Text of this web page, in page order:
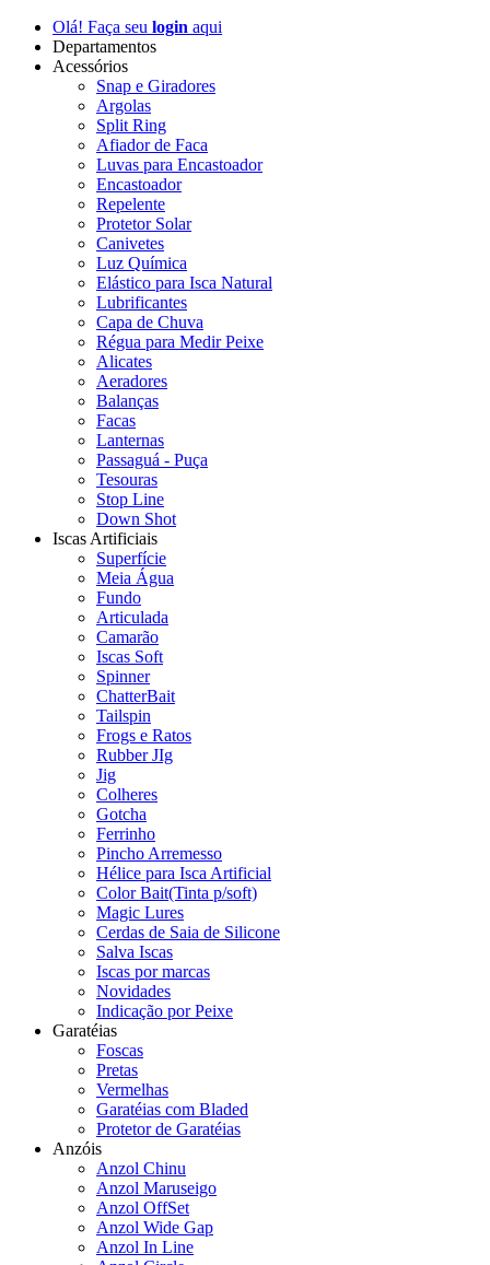
Olá! Faça seu login aqui
Departamentos
Acessórios
Snap e Giradores
Argolas
Split Ring
Afiador de Faca
Luvas para Encastoador
Encastoador
Repelente
Protetor Solar
Canivetes
Luz Química
Elástico para Isca Natural
Lubrificantes
Capa de Chuva
Régua para Medir Peixe
Alicates
Aeradores
Balanças
Facas
Lanternas
Passaguá - Puça
Tesouras
Stop Line
Down Shot
Iscas Artificiais
Superfície
Meia Água
Fundo
Articulada
Camarão
Iscas Soft
Spinner
ChatterBait
Tailspin
Frogs e Ratos
Rubber JIg
Jig
Colheres
Gotcha
Ferrinho
Pincho Arremesso
Hélice para Isca Artificial
Color Bait(Tinta p/soft)
Magic Lures
Cerdas de Saia de Silicone
Salva Iscas
Iscas por marcas
Novidades
Indicação por Peixe
Garatéias
Foscas
Pretas
Vermelhas
Garatéias com Bladed
Protetor de Garatéias
Anzóis
Anzol Chinu
Anzol Maruseigo
Anzol OffSet
Anzol Wide Gap
Anzol In Line